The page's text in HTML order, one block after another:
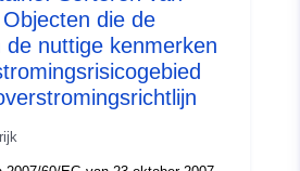
die de
de nuttige kenmerken